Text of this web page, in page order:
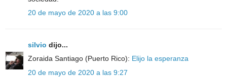
20 de mayo de 2020 a las 9:00
silvio dijo...
Zoraida Santiago (Puerto Rico): Elijo la esperanza
20 de mayo de 2020 a las 9:27